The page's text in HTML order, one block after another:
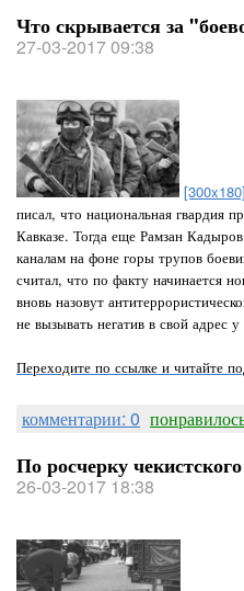
Что скрывается за
27-03-2017 09:38
[300x180]
писал, что национальная гвардия
Кавказе. Тогда еще Рамзан
каналам на фоне горы трупов
считал, что по факту начинается
вновь назовут
не вызывать негатив в свой адрес
Переходите по ссылке и читайте
комментарии: 0
По росчерку
26-03-2017 18:38